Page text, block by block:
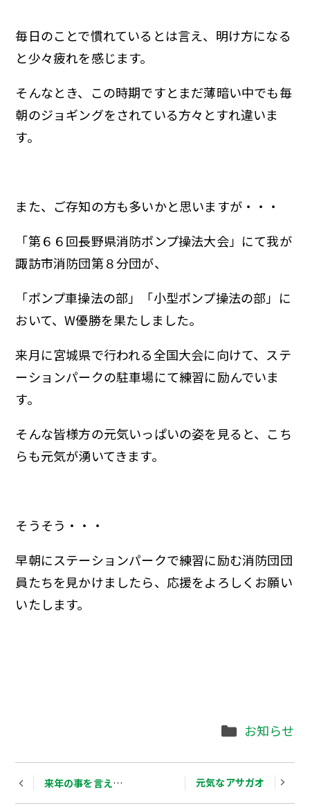
毎日のことで慣れているとは言え、明け方になる
と少々疲れを感じます。
そんなとき、この時期ですとまだ薄暗い中でも毎
朝のジョギングをされている方々とすれ違いま
す。
また、ご存知の方も多いかと思いますが・・・
「第６６回長野県消防ポンプ操法大会」にて我が
諏訪市消防団第８分団が、
「ポンプ車操法の部」「小型ポンプ操法の部」に
おいて、W優勝を果たしました。
来月に宮城県で行われる全国大会に向けて、ステ
ーションパークの駐車場にて練習に励んでいま
す。
そんな皆様方の元気いっぱいの姿を見ると、こち
らも元気が湧いてきます。
そうそう・・・
早朝にステーションパークで練習に励む消防団団
員たちを見かけましたら、応援をよろしくお願い
いたします。
Categories
お知らせ
Post
来年の事を言えば鬼が笑う 元気なアサガオ